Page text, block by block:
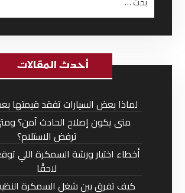
أحدث المقالات
لماذا بعض السيارات تفقد قيمتها
متى يكون إصلاح الحادث آمن؟
ترفض الاستلام؟
أخطاء اختيار ورشة السمكرة اللي
لاحقًا
كيف تفرق بين شغل السمكرة